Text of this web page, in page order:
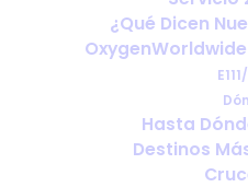
¿Qué Dicen
Hasta
Destinos